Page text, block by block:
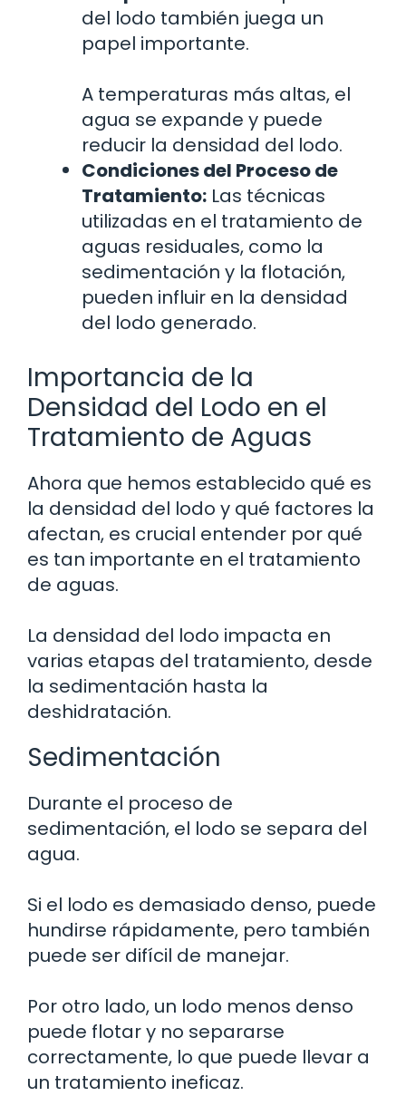
del lodo también juega un
papel importante.
A temperaturas más altas, el
agua se expande y puede
reducir la densidad del lodo.
Condiciones del Proceso de
Tratamiento: Las técnicas
utilizadas en el tratamiento de
aguas residuales, como la
sedimentación y la flotación,
pueden influir en la densidad
del lodo generado.
Importancia de la
Densidad del Lodo en el
Tratamiento de Aguas
Ahora que hemos establecido qué es
la densidad del lodo y qué factores la
afectan, es crucial entender por qué
es tan importante en el tratamiento
de aguas.
La densidad del lodo impacta en
varias etapas del tratamiento, desde
la sedimentación hasta la
deshidratación.
Sedimentación
Durante el proceso de
sedimentación, el lodo se separa del
agua.
Si el lodo es demasiado denso, puede
hundirse rápidamente, pero también
puede ser difícil de manejar.
Por otro lado, un lodo menos denso
puede flotar y no separarse
correctamente, lo que puede llevar a
un tratamiento ineficaz.